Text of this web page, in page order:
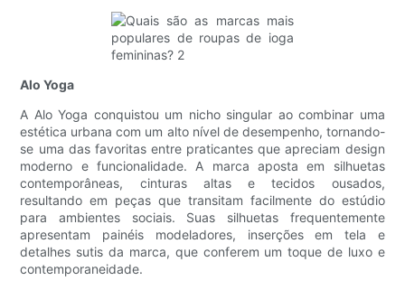
Alo Yoga
A Alo Yoga conquistou um nicho singular ao combinar uma
estética urbana com um alto nível de desempenho, tornando-
se uma das favoritas entre praticantes que apreciam design
moderno e funcionalidade. A marca aposta em silhuetas
contemporâneas, cinturas altas e tecidos ousados,
resultando em peças que transitam facilmente do estúdio
para ambientes sociais. Suas silhuetas frequentemente
apresentam painéis modeladores, inserções em tela e
detalhes sutis da marca, que conferem um toque de luxo e
contemporaneidade.